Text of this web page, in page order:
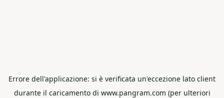
Errore dell'applicazione: si è verificata un'eccezione lato client
durante il caricamento di www.pangram.com (per ulteriori